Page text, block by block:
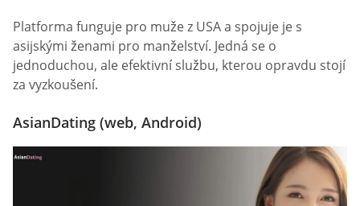
Platforma funguje pro muže z USA a spojuje je s
asijskými ženami pro manželství. Jedná se o
jednoduchou, ale efektivní službu, kterou opravdu stojí
za vyzkoušení.
AsianDating (web, Android)